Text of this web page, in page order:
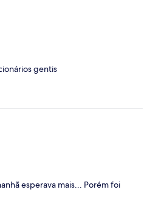
gentis
esperava mais... Porém foi